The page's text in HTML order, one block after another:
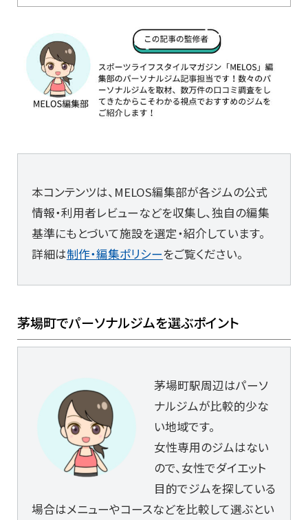
本コンテンツは、MELOS編集部が各ジムの公式
情報・利用者レビューなどを収集し、独自の編集
基準にもとづいて施設を選定・紹介しています。
詳細は制作・編集ポリシーをご覧ください。
茅場町でパーソナルジムを選ぶポイント
茅場町駅周辺はパーソ
ナルジムが比較的少な
い地域です。
女性専用のジムはない
ので、女性でダイエット
目的でジムを探している
場合はメニューやコースなどを比較して選ぶとい